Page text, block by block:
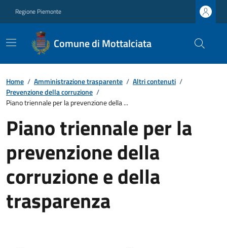
Regione Piemonte
Comune di Mottalciata
Home / Amministrazione trasparente / Altri contenuti /
Prevenzione della corruzione /
Piano triennale per la prevenzione della ...
Piano triennale per la
prevenzione della
corruzione e della
trasparenza